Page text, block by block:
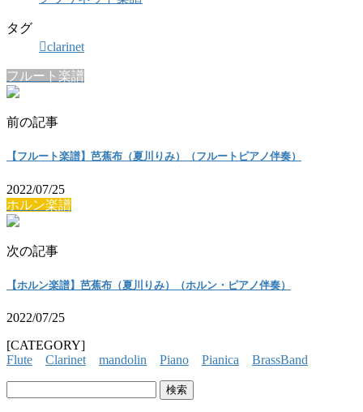
タグ
clarinet
フルート楽譜
前の記事
【フルート楽譜】芭蕉布（夏川りみ）（フルートピアノ伴奏）
2022/07/25
ホルン楽譜
次の記事
【ホルン楽譜】芭蕉布（夏川りみ）（ホルン・ピアノ伴奏）
2022/07/25
[CATEGORY]
Flute
Clarinet mandolin Piano Pianica
BrassBand